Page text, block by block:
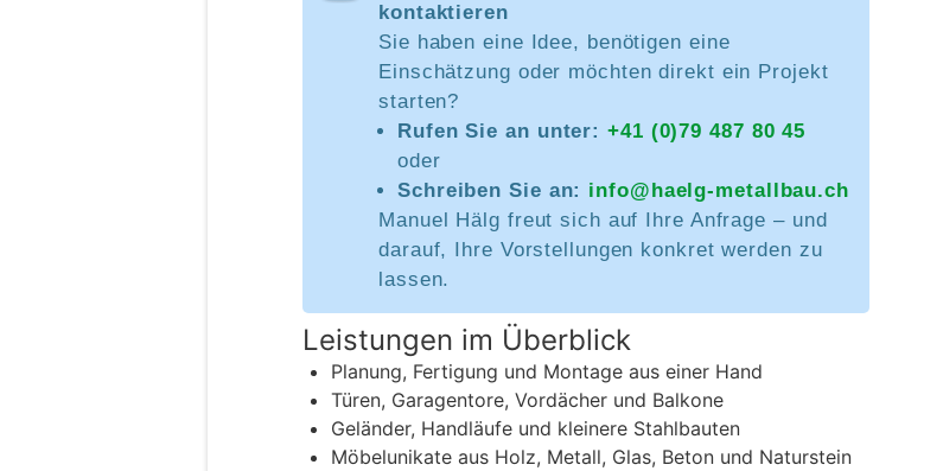
kontaktieren
Sie haben eine Idee, benötigen eine
Einschätzung oder möchten direkt ein Projekt
starten?
Rufen Sie an unter: +41 (0)79 487 80 45
oder
Schreiben Sie an: info@haelg-metallbau.ch
Manuel Hälg freut sich auf Ihre Anfrage – und
darauf, Ihre Vorstellungen konkret werden zu
lassen.
Leistungen im Überblick
Planung, Fertigung und Montage aus einer Hand
Türen, Garagentore, Vordächer und Balkone
Geländer, Handläufe und kleinere Stahlbauten
Möbelunikate aus Holz, Metall, Glas, Beton und Naturstein